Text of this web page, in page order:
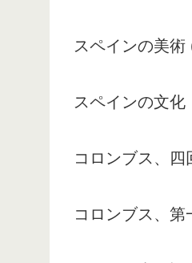
スペインの美術
スペインの文化
コロンブス、
コロンブス、